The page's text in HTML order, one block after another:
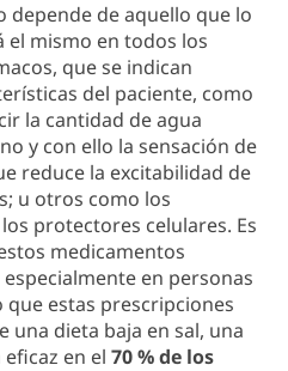
de aquello que lo
el mismo en todos los
que se indican
del paciente, como
la cantidad de agua
y con ello la sensación de
reduce la excitabilidad de
u otros como los
protectores celulares. Es
medicamentos
en personas
estas prescripciones
una dieta baja en sal, una
en el 70 % de los